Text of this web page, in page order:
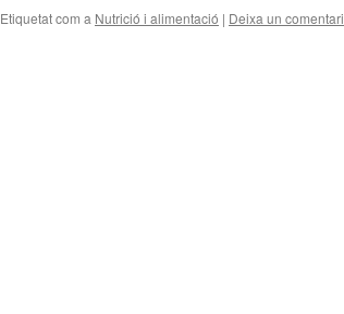
Etiquetat com a Nutrició i alimentació | Deixa un comentari